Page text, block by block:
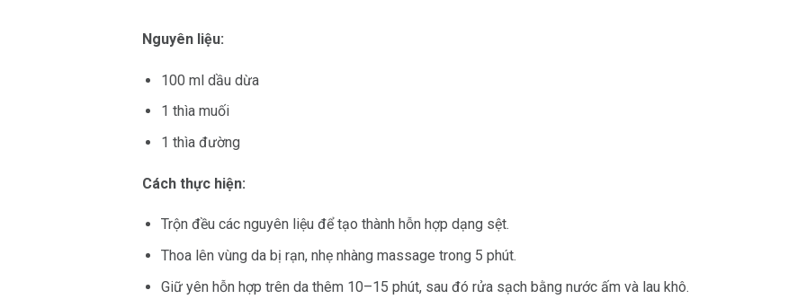
Nguyên liệu:
100 ml dầu dừa
1 thìa muối
1 thìa đường
Cách thực hiện:
Trộn đều các nguyên liệu để tạo thành hỗn hợp dạng sệt.
Thoa lên vùng da bị rạn, nhẹ nhàng massage trong 5 phút.
Giữ yên hỗn hợp trên da thêm 10–15 phút, sau đó rửa sạch bằng nước ấm và lau khô.